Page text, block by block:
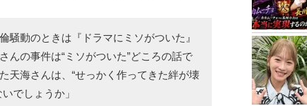
騒動のときは『ドラマにミソがついた』
んの事件は“ミソがついた”どころの話で
天海さんは、“せっかく作ってきた絆が壊
でしょうか」